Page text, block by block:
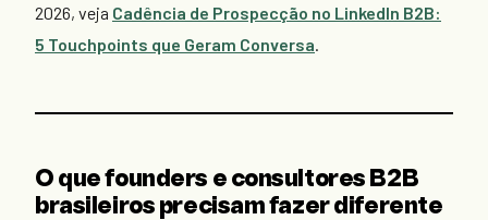
2026, veja Cadência de Prospecção no LinkedIn B2B:
5 Touchpoints que Geram Conversa
O que founders e consultores B2B
brasileiros precisam fazer diferente